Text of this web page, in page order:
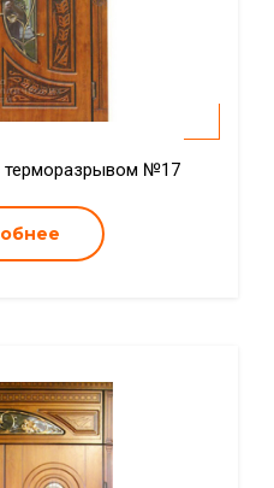
терморазрывом №17